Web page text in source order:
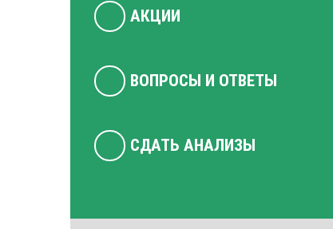
АКЦИИ
ВОПРОСЫ И ОТВЕТЫ
СДАТЬ АНАЛИЗЫ